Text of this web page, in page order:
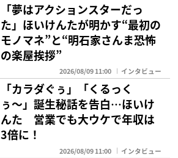
「夢はアクションスターだっ
た」ほいけんたが明かす“最初の
モノマネ”と“明石家さんま恐怖
の楽屋挨拶”
2026/08/09 11:00 インタビュー
「カラダぐぅ」「くるっく
ぅ〜」誕生秘話を告白…ほいけ
んた 営業でも大ウケで年収は
3倍に！
2026/08/09 11:00 インタビュー